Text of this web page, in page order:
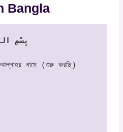
Bangla
بِسْمِ
নামে (শুরু করছি)